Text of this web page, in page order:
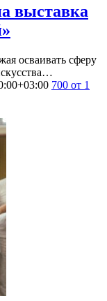
выставка
осваивать сферу
700 от 1